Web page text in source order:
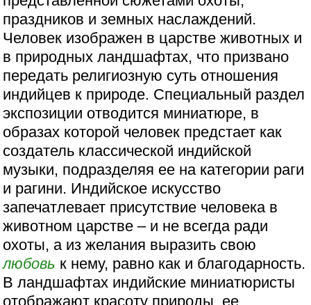
праздников и земных наслаждений.
Человек изображен в царстве животных и
в природных ландшафтах, что призвано
передать религиозную суть отношения
индийцев к природе. Специальный раздел
экспозиции отводится миниатюре, в
образах которой человек предстает как
создатель классической индийской
музыки, подразделяя ее на категории раги
и рагини. Индийское искусство
запечатлевает присутствие человека в
животном царстве – и не всегда ради
охоты, а из желания выразить свою
любовь к нему, равно как и благодарность.
В ландшафтах индийские миниатюристы
отображают красоту природы, ее